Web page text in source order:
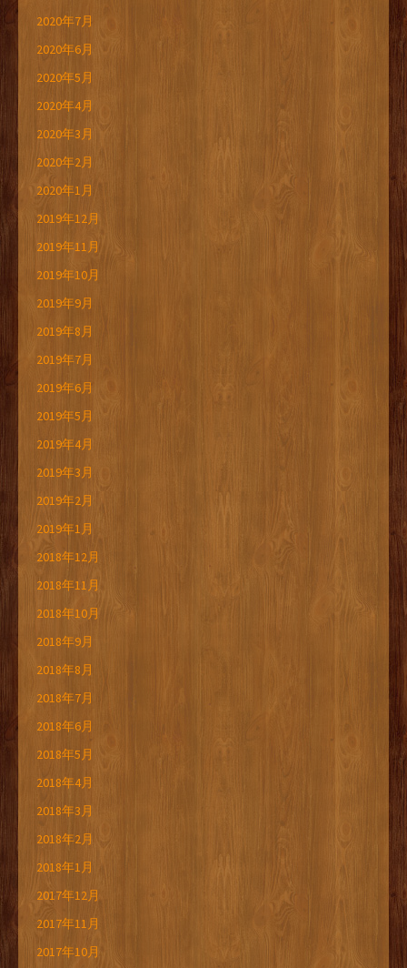
2020年7月
2020年6月
2020年5月
2020年4月
2020年3月
2020年2月
2020年1月
2019年12月
2019年11月
2019年10月
2019年9月
2019年8月
2019年7月
2019年6月
2019年5月
2019年4月
2019年3月
2019年2月
2019年1月
2018年12月
2018年11月
2018年10月
2018年9月
2018年8月
2018年7月
2018年6月
2018年5月
2018年4月
2018年3月
2018年2月
2018年1月
2017年12月
2017年11月
2017年10月